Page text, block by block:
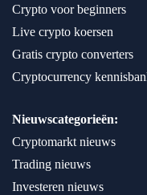
Crypto voor beginners
Live crypto koersen
Gratis crypto converters
Cryptocurrency
Nieuwscategorieën:
Cryptomarkt nieuws
Trading nieuws
Investeren nieuws